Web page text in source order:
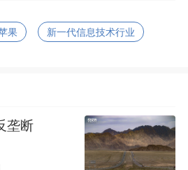
果 新一代信息技术行业
垄断